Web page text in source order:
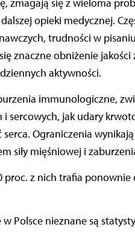
zmagają się z wieloma
opieki medycznej.
trudności w
znaczne obniżenie
aktywności.
immunologiczne,
sercowych, jak udary
Ograniczenia
siły mięśniowej i
proc. z nich trafia
Polsce nieznane są